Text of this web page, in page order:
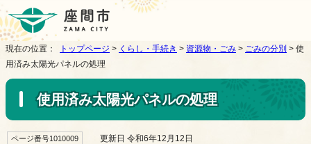
現在の位置： トップページ > くらし・手続き > 資源物・ごみ > ごみの分別 > 使
用済み太陽光パネルの処理
使用済み太陽光パネルの処理
ページ番号1010009 更新日 令和6年12月12日